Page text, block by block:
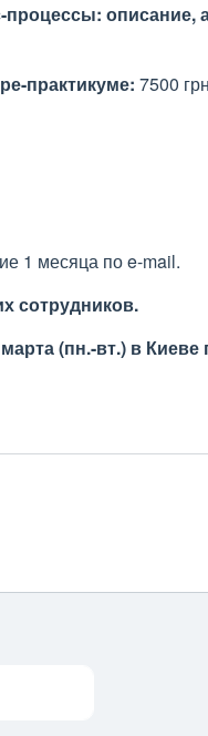
процессы: описание,
практикуме: 7500
1 месяца по e-mail.
сотрудников.
(пн.-вт.) в Киеве